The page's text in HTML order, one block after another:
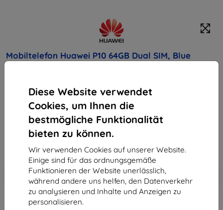
Diese Website verwendet
Cookies, um Ihnen die
bestmögliche Funktionalität
bieten zu können.
Wir verwenden Cookies auf unserer Website.
Einige sind für das ordnungsgemäße
Funktionieren der Website unerlässlich,
während andere uns helfen, den Datenverkehr
zu analysieren und Inhalte und Anzeigen zu
personalisieren.
Mobiltelefon Huawei P10 64GB Dual SIM, Blue
Rabatt
auf sämtliches Zubehör dafür!
Endpreis
440,90 €
396,81 €
-10%
Rabatt mit Gutschein
EXTRA10
Warenkorb